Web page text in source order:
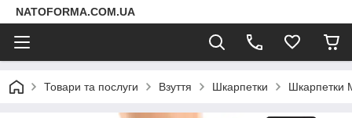
NATOFORMA.COM.UA
Товари та послуги Взуття Шкарпетки Шкарпетки